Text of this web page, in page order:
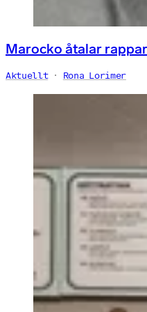
Marocko åtalar
Aktuellt Rona Lorimer